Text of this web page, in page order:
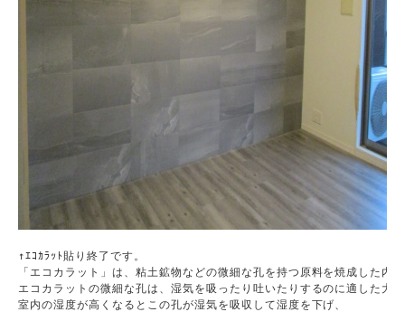
↑ｴｺｶﾗｯﾄ貼り終了です。
「エコカラット」は、粘土鉱物などの微細な孔を持つ原料を焼成した内
エコカラットの微細な孔は、湿気を吸ったり吐いたりするのに適した大
室内の湿度が高くなるとこの孔が湿気を吸収して湿度を下げ、